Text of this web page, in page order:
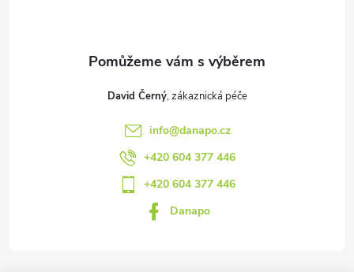
David Černý
info@danapo.cz
+420 604 377 446
+420 604 377 446
Danapo